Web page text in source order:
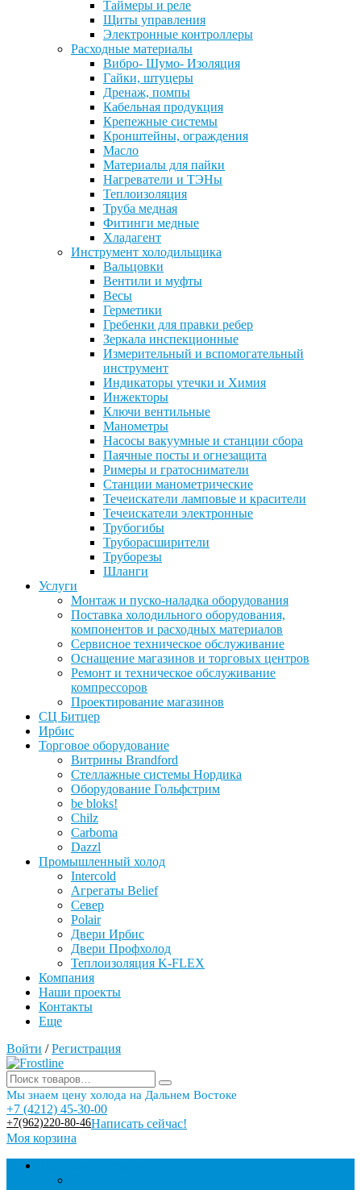
Таймеры и реле
Щиты управления
Электронные контроллеры
Расходные материалы
Вибро- Шумо- Изоляция
Гайки, штуцеры
Дренаж, помпы
Кабельная продукция
Крепежные системы
Кронштейны, ограждения
Масло
Материалы для пайки
Нагреватели и ТЭНы
Теплоизоляция
Труба медная
Фитинги медные
Хладагент
Инструмент холодильщика
Вальцовки
Вентили и муфты
Весы
Герметики
Гребенки для правки ребер
Зеркала инспекционные
Измерительный и вспомогательный
инструмент
Индикаторы утечки и Химия
Инжекторы
Ключи вентильные
Манометры
Насосы вакуумные и станции сбора
Паячные посты и огнезащита
Римеры и гратосниматели
Станции манометрические
Течеискатели ламповые и красители
Течеискатели электронные
Трубогибы
Труборасширители
Труборезы
Шланги
Услуги
Монтаж и пуско-наладка оборудования
Поставка холодильного оборудования,
компонентов и расходных материалов
Сервисное техническое обслуживание
Оснащение магазинов и торговых центров
Ремонт и техническое обслуживание
компрессоров
Проектирование магазинов
СЦ Битцер
Ирбис
Торговое оборудование
Витрины Brandford
Стеллажные системы Нордика
Оборудование Гольфстрим
be bloks!
Chilz
Carboma
Dazzl
Промышленный холод
Intercold
Агрегаты Belief
Север
Polair
Двери Ирбис
Двери Профхолод
Теплоизоляция K-FLEX
Компания
Наши проекты
Контакты
Еще
Войти / Регистрация
Мы знаем цену холода на Дальнем Востоке
+7 (4212) 45-30-00
+7(962)220-80-46Написать сейчас!
Моя корзина